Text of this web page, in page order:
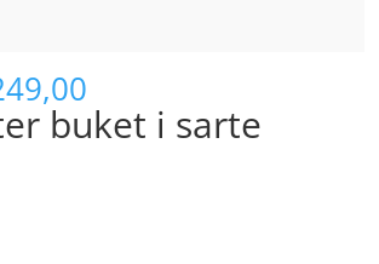
buket i sarte